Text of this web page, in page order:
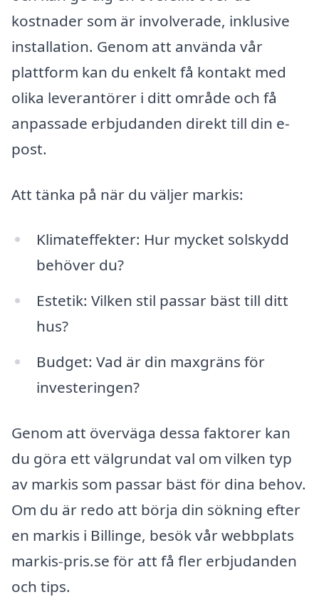
kostnader som är involverade, inklusive
installation. Genom att använda vår
plattform kan du enkelt få kontakt med
olika leverantörer i ditt område och få
anpassade erbjudanden direkt till din e-
post.
Att tänka på när du väljer markis:
Klimateffekter: Hur mycket solskydd
behöver du?
Estetik: Vilken stil passar bäst till ditt
hus?
Budget: Vad är din maxgräns för
investeringen?
Genom att överväga dessa faktorer kan
du göra ett välgrundat val om vilken typ
av markis som passar bäst för dina behov.
Om du är redo att börja din sökning efter
en markis i Billinge, besök vår webbplats
markis-pris.se för att få fler erbjudanden
och tips.